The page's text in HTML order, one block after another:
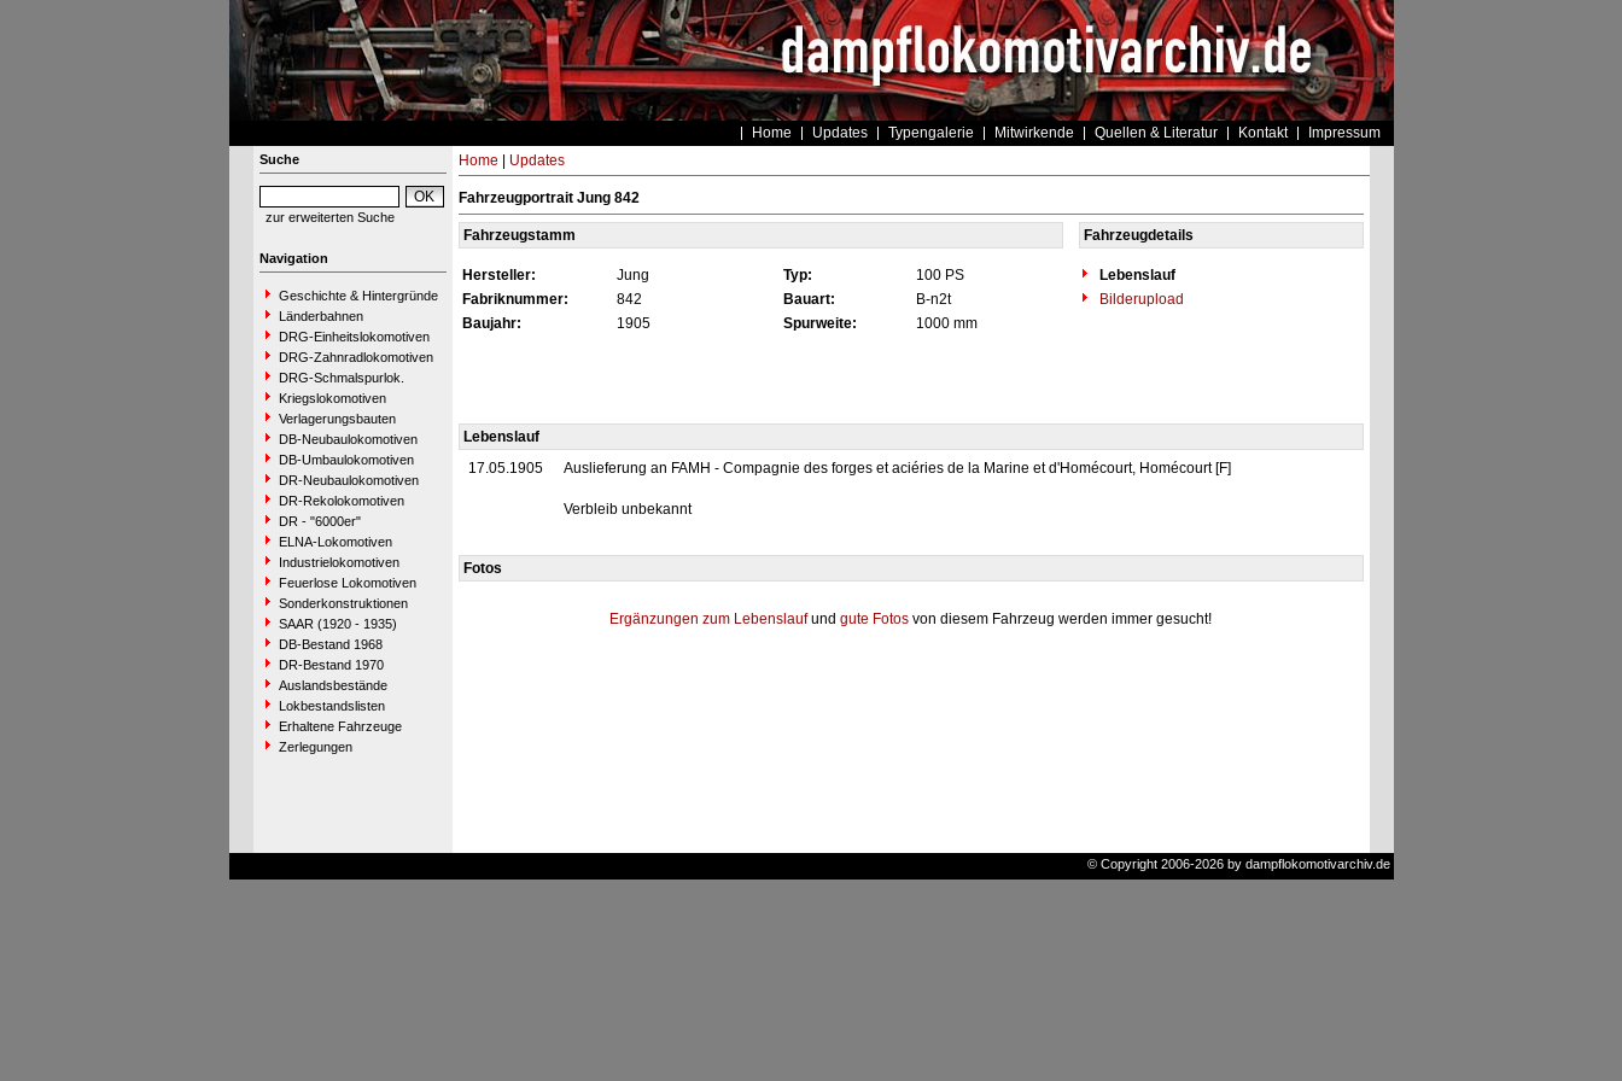
Home Updates Typengalerie Mitwirkende Quellen & Literatur Kontakt Impressum
Suche
zur erweiterten Suche
Navigation
Geschichte & Hintergründe
Länderbahnen
DRG-Einheitslokomotiven
DRG-Zahnradlokomotiven
DRG-Schmalspurlok.
Kriegslokomotiven
Verlagerungsbauten
DB-Neubaulokomotiven
DB-Umbaulokomotiven
DR-Neubaulokomotiven
DR-Rekolokomotiven
DR - "6000er"
ELNA-Lokomotiven
Industrielokomotiven
Feuerlose Lokomotiven
Sonderkonstruktionen
SAAR (1920 - 1935)
DB-Bestand 1968
DR-Bestand 1970
Auslandsbestände
Lokbestandslisten
Erhaltene Fahrzeuge
Zerlegungen
Home Updates
Fahrzeugportrait Jung 842
Fahrzeugstamm Fahrzeugdetails
Hersteller: Jung Typ: 100 PS
Lebenslauf
Fabriknummer:
842 Bauart: B-n2t
Bilderupload
Baujahr:
1905 Spurweite: 1000 mm
Lebenslauf
17.05.1905
Auslieferung an FAMH - Compagnie des forges et aciéries de la Marine et d'Homécourt, Homécourt [F]
Verbleib unbekannt
Fotos
Ergänzungen zum Lebenslaufund gute Fotos von diesem Fahrzeug werden immer gesucht!
© Copyright 2006-2026 by dampflokomotivarchiv.de